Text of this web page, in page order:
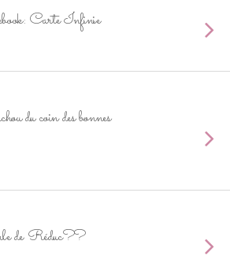
Carte Infinie
du coin des bonnes
de Réduc??